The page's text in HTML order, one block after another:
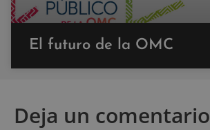
El futuro de la OMC
Deja un comentario